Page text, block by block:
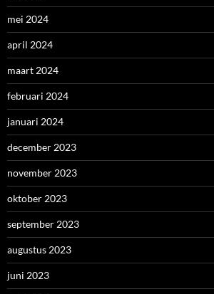
mei 2024
april 2024
maart 2024
februari 2024
januari 2024
december 2023
november 2023
oktober 2023
september 2023
augustus 2023
juni 2023